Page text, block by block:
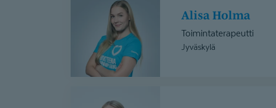
Alisa Holma
Toimintaterapeutti
Jyväskylä